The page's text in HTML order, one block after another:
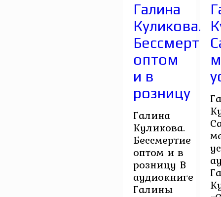
Галина
Куликова.
Бессмертие
оптом
и в
розницу
Галина
Куликова.
Бессмертие
оптом и в
розницу В
аудиокниге
Галины